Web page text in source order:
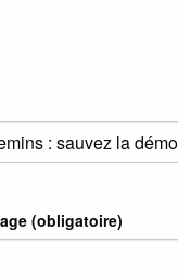
(obligatoire)